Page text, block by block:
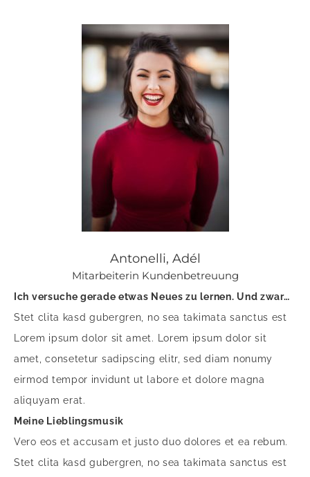
Antonelli, Adél
Mitarbeiterin Kundenbetreuung
Ich versuche gerade etwas Neues zu lernen. Und zwar…
Stet clita kasd gubergren, no sea takimata sanctus est
Lorem ipsum dolor sit amet. Lorem ipsum dolor sit
amet, consetetur sadipscing elitr, sed diam nonumy
eirmod tempor invidunt ut labore et dolore magna
aliquyam erat.
Meine Lieblingsmusik
Vero eos et accusam et justo duo dolores et ea rebum.
Stet clita kasd gubergren, no sea takimata sanctus est